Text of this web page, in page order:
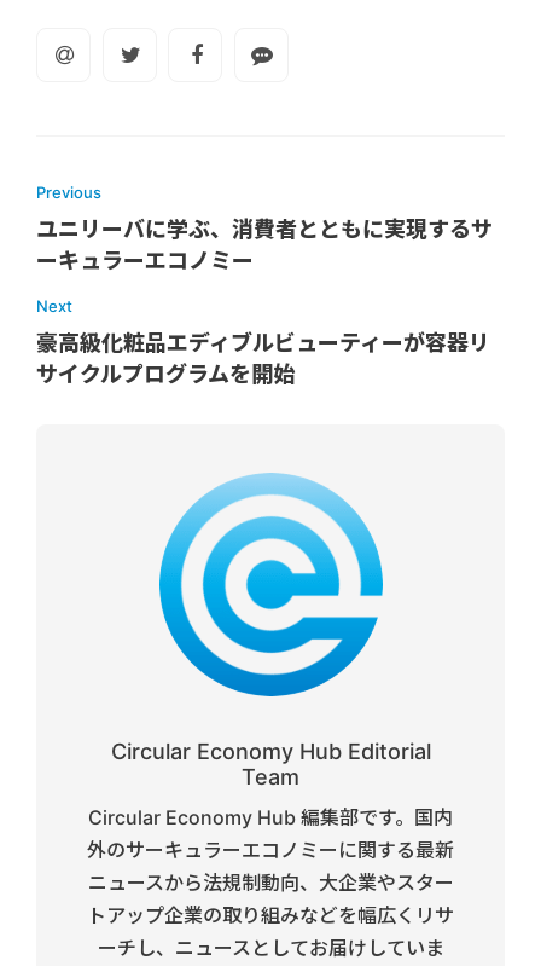
Previous
ユニリーバに学ぶ、消費者とともに実現するサ
ーキュラーエコノミー
Next
豪高級化粧品エディブルビューティーが容器リ
サイクルプログラムを開始
Circular Economy Hub Editorial
Team
Circular Economy Hub 編集部です。国内
外のサーキュラーエコノミーに関する最新
ニュースから法規制動向、大企業やスター
トアップ企業の取り組みなどを幅広くリサ
ーチし、ニュースとしてお届けしていま